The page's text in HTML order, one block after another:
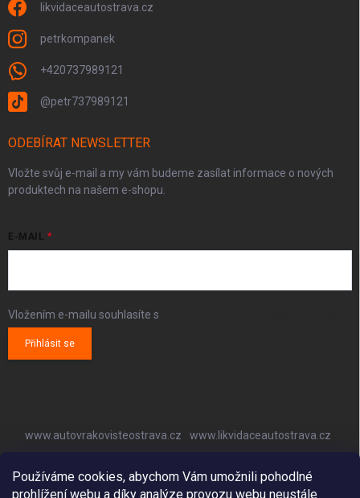
Používáme cookies, abychom Vám umožnili pohodlné
prohlížení webu a díky analýze provozu webu neustále
likvidaceautostrava.cz
petrkompanek
+420737989121
@petr737989121
ODEBÍRAT NEWSLETTER
Vložte svůj e-mail a my vám budeme zasílat informace o nových
produktech na našem e-shopu.
E-MAIL
Vložením e-mailu souhlasíte s
Přihlásit se
www.autovrakovisteostrava.cz
www.likvidaceautostrava.cz